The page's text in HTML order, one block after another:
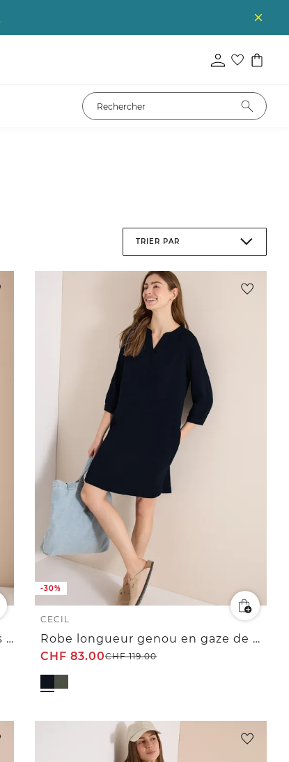
TRIER PAR
Robe en gaze de coton à manches courtes
-30%
CECIL
Robe longueur genou en gaze de coton
CHF 83.00CHF119.00